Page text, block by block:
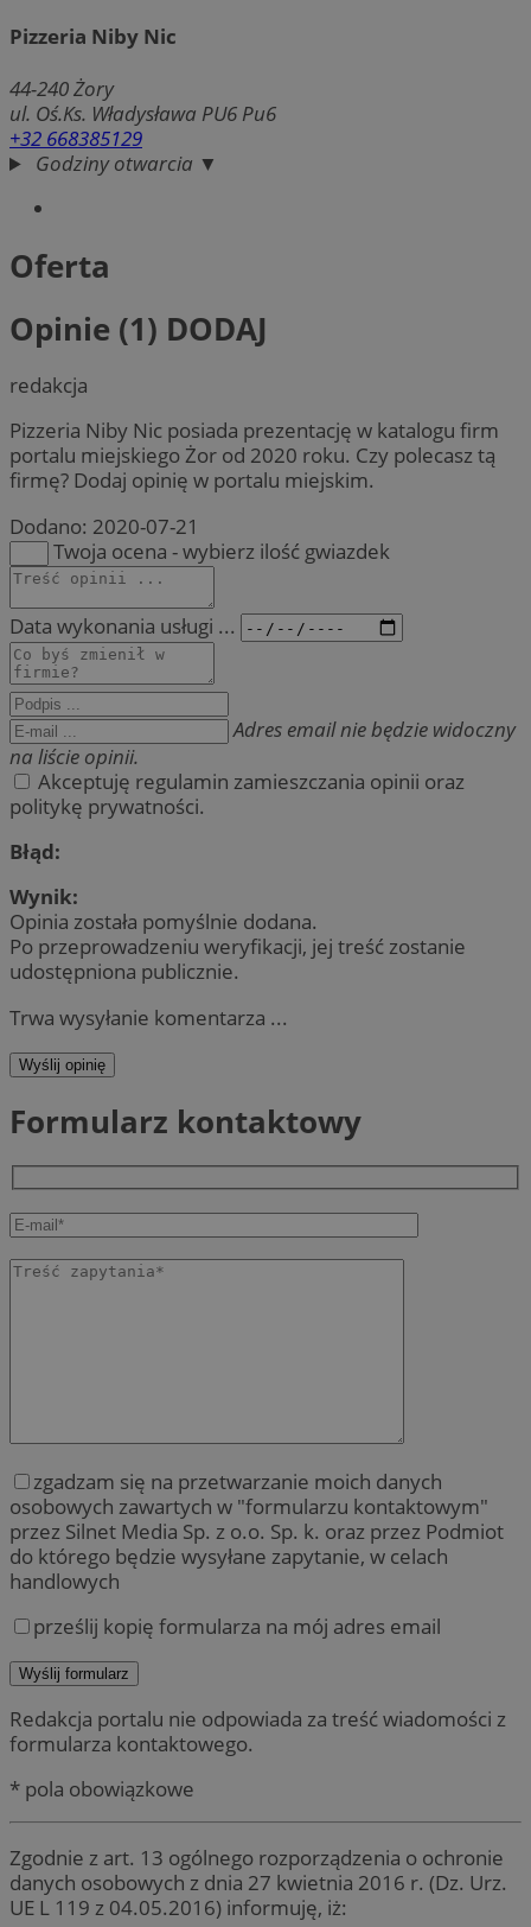
Pizzeria Niby Nic
44-240Żory
ul. Oś.Ks. Władysława PU6 Pu6
+32 668385129
Godziny otwarcia ▼
Oferta
Opinie (1) DODAJ
redakcja
Pizzeria Niby Nic posiada prezentację w katalogu firm
portalu miejskiego Żor od 2020 roku. Czy polecasz tą
firmę? Dodaj opinię w portalu miejskim.
Dodano: 2020-07-21
Twoja ocena - wybierz ilość gwiazdek
Data wykonania usługi ...
Adres email nie będzie widoczny
na liście opinii.
Akceptuję regulamin zamieszczania opinii oraz
politykę prywatności.
Błąd:
Wynik:
Opinia została pomyślnie dodana.
Po przeprowadzeniu weryfikacji, jej treść zostanie
udostępniona publicznie.
Trwa wysyłanie komentarza ...
Wyślij opinię
Formularz kontaktowy
zgadzam się na przetwarzanie moich danych
osobowych zawartych w "formularzu kontaktowym"
przez Silnet Media Sp. z o.o. Sp. k. oraz przez Podmiot
do którego będzie wysyłane zapytanie, w celach
handlowych
prześlij kopię formularza na mój adres email
Redakcja portalu nie odpowiada za treść wiadomości z
formularza kontaktowego.
* pola obowiązkowe
Zgodnie z art. 13 ogólnego rozporządzenia o ochronie
danych osobowych z dnia 27 kwietnia 2016 r. (Dz. Urz.
UE L 119 z 04.05.2016) informuję, iż: